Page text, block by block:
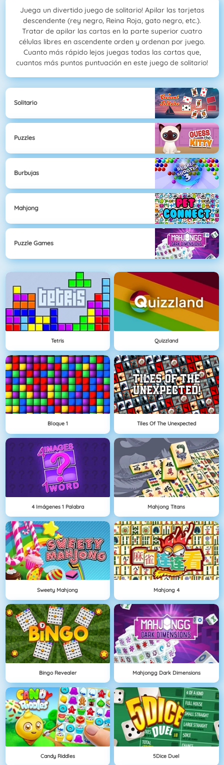
Juega un divertido juego de solitario! Apilar las tarjetas
descendente (rey negro, Reina Roja, gato negro, etc.).
Tratar de apilar las cartas en la parte superior cuatro
células libres en ascendente orden y ordenan por juego.
Cuanto más rápido lejos juegas todas las cartas que,
cuantos más puntos puntuación en este juego de solitario!
Solitario
Puzzles
Burbujas
Mahjong
Puzzle Games
Tetris Quizzland
Bloque 1 Tiles Of The Unexpected
4 Imágenes 1 Palabra Mahjong Titans
Sweety Mahjong Mahjong 4
Bingo Revealer Mahjongg Dark Dimensions
Candy Riddles 5Dice Duel